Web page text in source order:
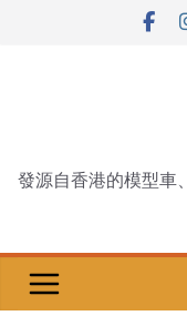
發源自香港的模型車